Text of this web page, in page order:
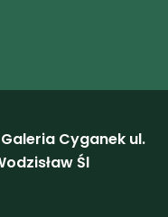
Cyganek ul.
Śl